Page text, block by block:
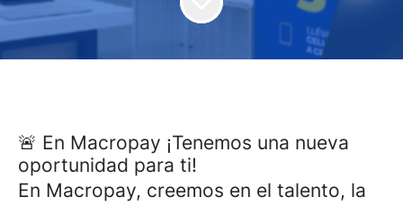
🚨 En Macropay ¡Tenemos una nueva
oportunidad para ti!
En Macropay, creemos en el talento, la